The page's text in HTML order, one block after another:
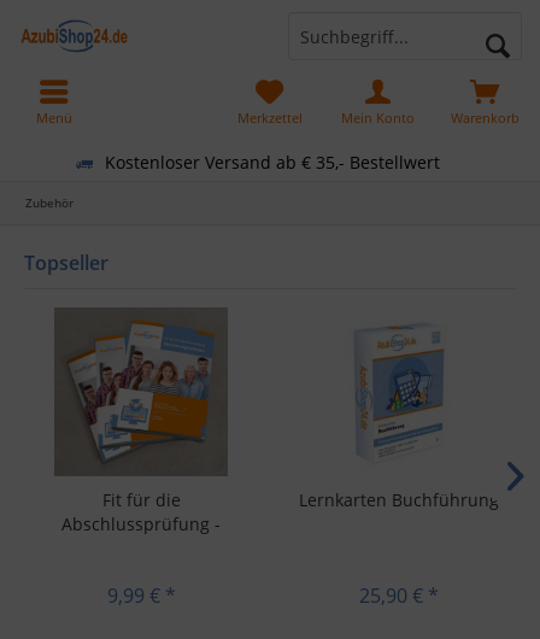
Kostenloser Versand ab € 35,- Bestellwert
Warenkorb
Merkzettel Mein Konto
Menü
Zubehör
Topseller
Fit für die
Abschlussprüfung -
9,99 € *
Lernkarten Buchführung
25,90 € *